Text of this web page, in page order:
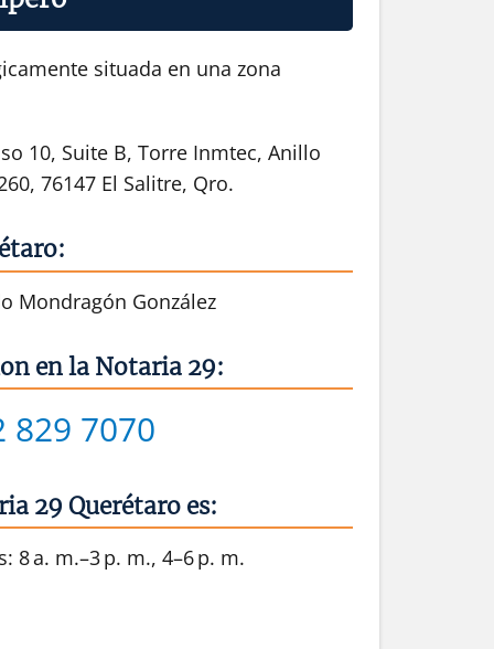
situada en una zona
10, Suite B, Torre Inmtec, Anillo
76147 El Salitre, Qro.
Mondragón González
en la Notaria 29:
829 7070
29 Querétaro es:
8 a. m.–3 p. m., 4–6 p. m.